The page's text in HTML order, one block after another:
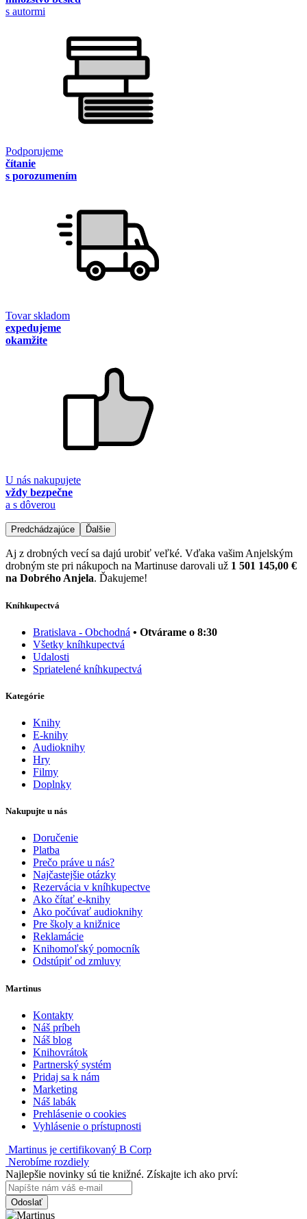
s autormi
Podporujeme
čítanie
s porozumením
Tovar skladom
expedujeme
okamžite
U nás nakupujete
vždy bezpečne
a s dôverou
Predchádzajúce Ďalšie
Aj z drobných vecí sa dajú urobiť veľké. Vďaka vašim Anjelským
drobným ste pri nákupoch na Martinuse darovali už 1 501 145,00 €
na Dobrého Anjela. Ďakujeme!
Kníhkupectvá
Bratislava - Obchodná • Otvárame o 8:30
Všetky kníhkupectvá
Udalosti
Spriatelené kníhkupectvá
Kategórie
Knihy
E-knihy
Audioknihy
Hry
Filmy
Doplnky
Nakupujte u nás
Doručenie
Platba
Prečo práve u nás?
Najčastejšie otázky
Rezervácia v kníhkupectve
Ako čítať e-knihy
Ako počúvať audioknihy
Pre školy a knižnice
Reklamácie
Knihomoľský pomocník
Odstúpiť od zmluvy
Martinus
Kontakty
Náš príbeh
Náš blog
Knihovrátok
Partnerský systém
Pridaj sa k nám
Marketing
Náš labák
Prehlásenie o cookies
Vyhlásenie o prístupnosti
Martinus je certifikovaný B Corp
Nerobíme rozdiely
Najlepšie novinky sú tie knižné. Získajte ich ako prví:
Odoslať